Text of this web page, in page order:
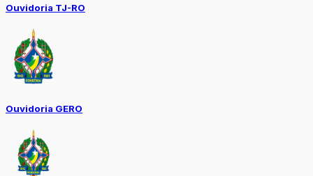
Ouvidoria TJ-RO
Ouvidoria GERO